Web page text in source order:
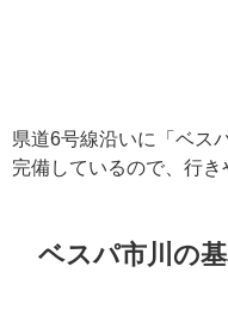
県道6号線沿いに「ベス
完備しているので、行き
ベスパ市川の